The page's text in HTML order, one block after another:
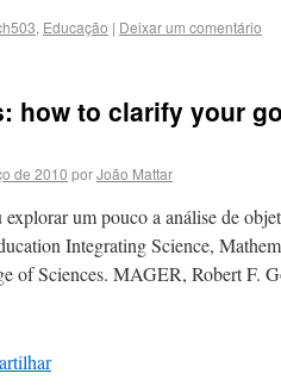
, Educação | Deixar um comentário
how to clarify your
de 2010 porJoão Mattar
explorar um pouco a análise de
Integrating Science,
of Sciences. MAGER, Robert F.